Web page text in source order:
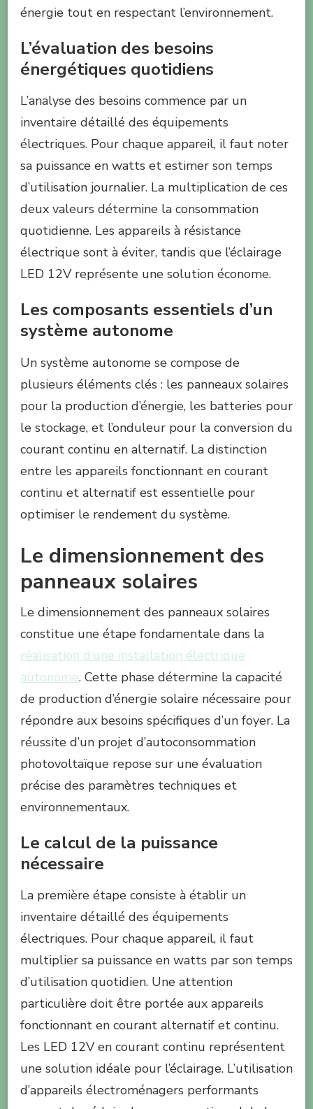
énergie tout en respectant l’environnement.
L’évaluation des besoins
énergétiques quotidiens
L’analyse des besoins commence par un
inventaire détaillé des équipements
électriques. Pour chaque appareil, il faut noter
sa puissance en watts et estimer son temps
d’utilisation journalier. La multiplication de ces
deux valeurs détermine la consommation
quotidienne. Les appareils à résistance
électrique sont à éviter, tandis que l’éclairage
LED 12V représente une solution économe.
Les composants essentiels d’un
système autonome
Un système autonome se compose de
plusieurs éléments clés : les panneaux solaires
pour la production d’énergie, les batteries pour
le stockage, et l’onduleur pour la conversion du
courant continu en alternatif. La distinction
entre les appareils fonctionnant en courant
continu et alternatif est essentielle pour
optimiser le rendement du système.
Le dimensionnement des
panneaux solaires
Le dimensionnement des panneaux solaires
constitue une étape fondamentale dans la
réalisation d’une installation électrique
autonome. Cette phase détermine la capacité
de production d’énergie solaire nécessaire pour
répondre aux besoins spécifiques d’un foyer. La
réussite d’un projet d’autoconsommation
photovoltaïque repose sur une évaluation
précise des paramètres techniques et
environnementaux.
Le calcul de la puissance
nécessaire
La première étape consiste à établir un
inventaire détaillé des équipements
électriques. Pour chaque appareil, il faut
multiplier sa puissance en watts par son temps
d’utilisation quotidien. Une attention
particulière doit être portée aux appareils
fonctionnant en courant alternatif et continu.
Les LED 12V en courant continu représentent
une solution idéale pour l’éclairage. L’utilisation
d’appareils électroménagers performants